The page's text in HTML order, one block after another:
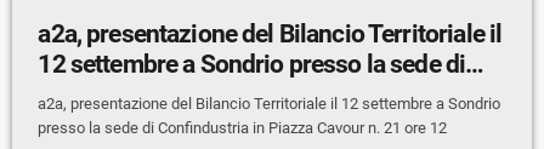
a2a, presentazione del Bilancio Territoriale il
12 settembre a Sondrio presso la sede di…
a2a, presentazione del Bilancio Territoriale il 12 settembre a Sondrio
presso la sede di Confindustria in Piazza Cavour n. 21 ore 12